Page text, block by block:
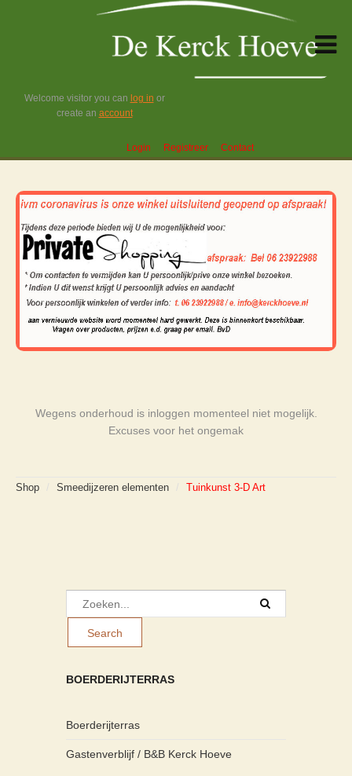
Welcome visitor you can log in or
create an account
Login Registreer Contact
Wegens onderhoud is inloggen momenteel niet mogelijk.
Excuses voor het ongemak
Shop Smeedijzeren elementen Tuinkunst 3-D Art
BOERDERIJTERRAS
Boerderijterras
Gastenverblijf / B&B Kerck Hoeve